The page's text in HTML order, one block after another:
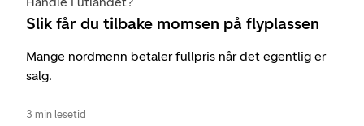
Slik får du tilbake momsen på flyplassen
Mange nordmenn betaler fullpris når det egentlig er
salg.
3 min lesetid